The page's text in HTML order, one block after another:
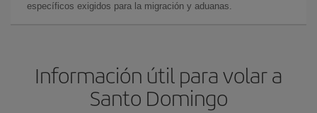
específicos exigidos para la migración y aduanas.
Información útil para volar a
Santo Domingo